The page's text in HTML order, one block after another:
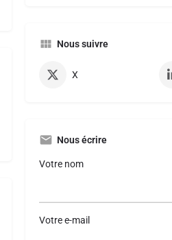
Nous suivre
X
Nous écrire
Votre nom
Votre e-mail